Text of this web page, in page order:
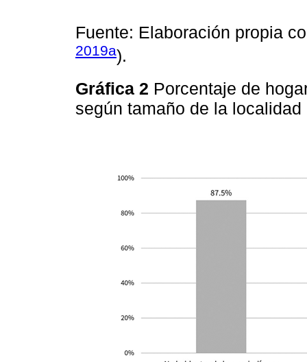
Fuente: Elaboración propia
2019a).
Gráfica 2 Porcentaje de
según tamaño de la